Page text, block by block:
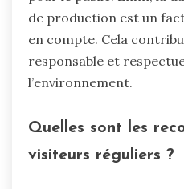
de production est un
en compte. Cela
responsable et
l’environnement.
Quelles sont les
visiteurs réguliers ?